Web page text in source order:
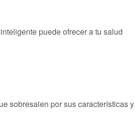
puede ofrecer a tu salud
sobresalen por sus características y